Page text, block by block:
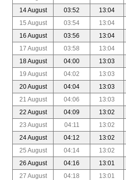
14 August
03:52 13:04
15 August
03:54 13:04
16 August
03:56 13:04
17 August
03:58 13:04
18 August
04:00 13:03
19 August
04:02 13:03
20 August
04:04 13:03
21 August
04:06 13:03
22 August
04:09 13:02
23 August
04:11 13:02
24 August
04:12 13:02
25 August
04:14 13:02
26 August
04:16 13:01
27 August
04:18 13:01